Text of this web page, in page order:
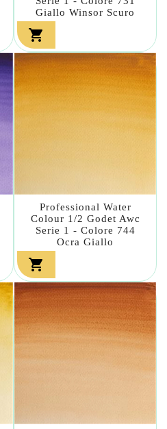
Giallo Winsor Scuro

Professional Water
Colour 1/2 Godet Awc
Serie 1 - Colore 744
Ocra Giallo
